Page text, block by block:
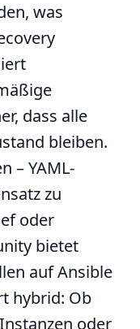
was
dass alle
bleiben.
– YAML-
zu
oder
bietet
auf Ansible
hybrid: Ob
oder